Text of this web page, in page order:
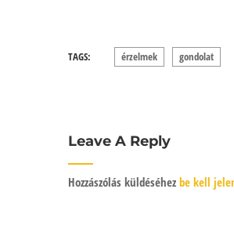
TAGS: érzelmek gondolat
Leave A Reply
Hozzászólás küldéséhez be kell